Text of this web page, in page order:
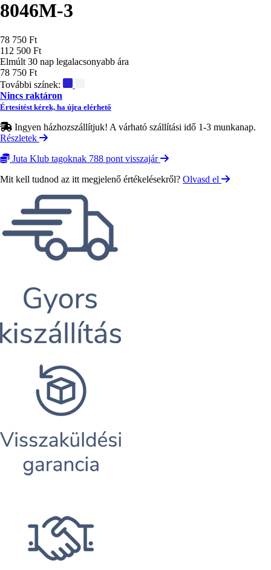
8046M-3
Ár
78 750 Ft
112 500 Ft
Elmúlt 30 nap legalacsonyabb ára
78 750 Ft
További színek:
Nincs raktáron
Értesítést kérek, ha újra elérhető
Ingyen házhozszállítjuk! A várható szállítási idő 1-3 munkanap.
Részletek
Juta Klub tagoknak 788 pont visszajár
Mit kell tudnod az itt megjelenő értékelésekről? Olvasd el